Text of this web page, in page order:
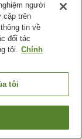
Takasaki
người
cập trên
tin về
đối tác
tôi. Chính
tôi